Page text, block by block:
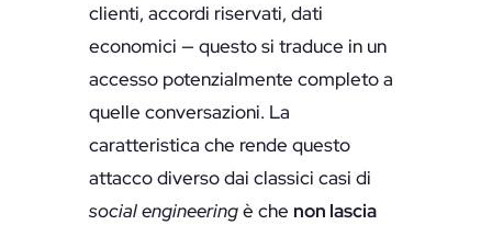
clienti, accordi riservati, dati
economici — questo si traduce in un
accesso potenzialmente completo a
quelle conversazioni. La
caratteristica che rende questo
attacco diverso dai classici casi di
social engineeringè che non lascia